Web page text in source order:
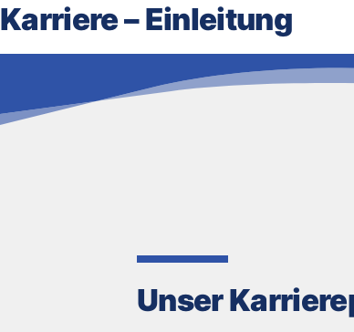
Karriere – Einleitung
Unser